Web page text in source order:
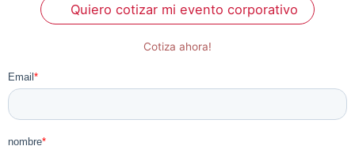
Quiero cotizar mi evento corporativo
Cotiza ahora!